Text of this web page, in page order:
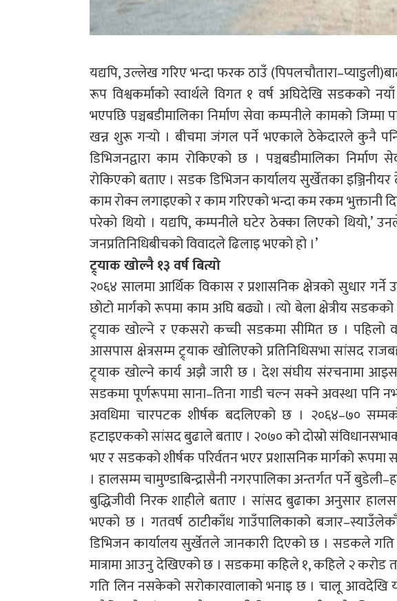
यद्यपि, उल्लेख गरिए भन्दा फरक ठाउँ
रूप विश्वकर्माको स्वार्थले विगत १ वर्ष अघिदेखि सडकको
भएपछि पञ्चबडीमालिका निर्माण सेवा कम्पनीले कामको जिम्मा
खन्न शुरू गर्‍यो । बीचमा जंगल पर्ने भएकाले ठेकेदारले कुनै
डिभिजनद्वारा काम रोकिएको छ । पञ्चबडीमालिका निर्माण
रोकिएको बताए । सडक डिभिजन कार्यालय सुर्खेतका
काम रोक्न लगाइएको र काम गरिएको भन्दा कम रकम भुक्तानी
परेको थियो । यद्यपि, कम्पनीले घटेर ठेक्का लिएको थियो,’
जनप्रतिनिधिबीचको विवादले ढिलाइ भएको हो ।’
ट्र्याक खोल्नै १३ वर्ष बित्यो
२०६४ सालमा आर्थिक विकास र प्रशासनिक क्षेत्रको सुधार
छोटो मार्गको रूपमा काम अघि बढ्यो । त्यो बेला क्षेत्रीय
ट्र्याक खोल्ने र एकसरो कच्ची सडकमा सीमित छ । पहिलो
आसपास क्षेत्रसम्म ट्र्याक खोलिएको प्रतिनिधिसभा सांसद
ट्र्याक खोल्ने कार्य अझै जारी छ । देश संघीय संरचनामा
सडकमा पूर्णरूपमा साना–तिना गाडी चल्न सक्ने अवस्था
अवधिमा चारपटक शीर्षक बदलिएको छ । २०६४–७०
हटाइएकको सांसद बुढाले बताए । २०७० को दोस्रो संविधानसभाको
भए र सडकको शीर्षक परिर्वतन भएर प्रशासनिक मार्गको रूपमा
। हालसम्म चामुण्डाबिन्द्रासैनी नगरपालिका अन्तर्गत पर्ने
बुद्धिजीवी निरक शाहीले बताए । सांसद बुढाका अनुसार
भएको छ । गतवर्ष ठाटीकाँध गाउँपालिकाको
डिभिजन कार्यालय सुर्खेतले जानकारी दिएको छ । सडकले
मात्रामा आउनु देखिएको छ । सडकमा कहिले १, कहिले २ करोड
गति लिन नसकेको सरोकारवालाको भनाइ छ । चालू आवदेखि